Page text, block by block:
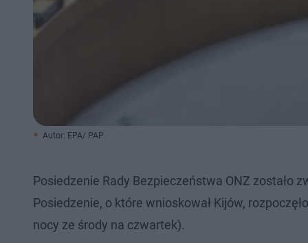
Autor: EPA/ PAP
Posiedzenie Rady Bezpieczeństwa ONZ zostało
Posiedzenie, o które wnioskował Kijów,
nocy ze środy na czwartek).